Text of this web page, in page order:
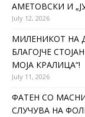
АМЕТОВСКИ И
July 12, 2026
МИЛЕНИКОТ НА
БЛАГОЈЧЕ
МОЈА КРАЛИЦА“!
July 11, 2026
ФАТЕН СО
СЛУЧУВА НА